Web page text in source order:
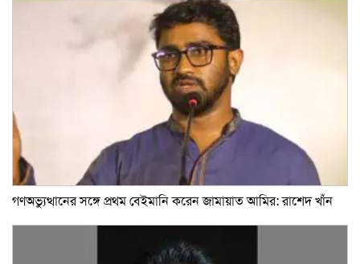
গণঅভ্যুত্থানের সঙ্গে প্রথম বেইমানি করেন জামায়াত আমির: রাশেদ খাঁন